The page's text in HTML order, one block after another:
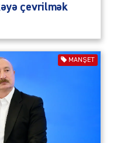
çevrilmək
MANŞET